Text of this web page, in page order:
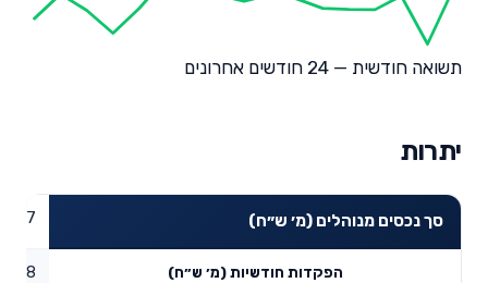
תשואה חודשית — 24 חודשים אחרונים
יתרות
סך נכסים מנוהלים (מ׳ ש״ח)
הפקדות חודשיות (מ׳ ש״ח) 0.08